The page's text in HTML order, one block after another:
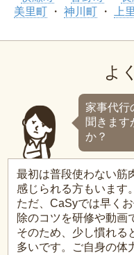
美里町
神川町 上
よ
家事代行
聞きます
か？
最初は普段使わない筋
感じられる方もいます。
ただ、CaSyでは早く
除のコツを研修や動画
そのため、少し慣れる
多いです。ご自身の体